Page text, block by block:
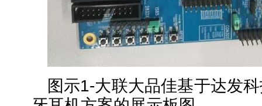
图示1-大联大品佳基于达发